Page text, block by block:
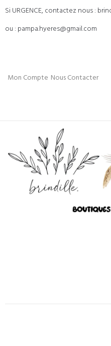
Si URGENCE, contactez nous :
ou : pampa.hyeres@gmail.com
Mon Compte Nous Contacter